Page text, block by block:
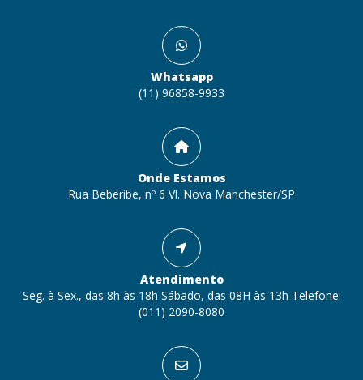
Whatsapp
(11) 96858-9933
Onde Estamos
Rua Beberibe, nº 6 Vl. Nova Manchester/SP
Atendimento
Seg. à Sex., das 8h às 18h Sábado, das 08H às 13h Telefone:
(011) 2090-8080